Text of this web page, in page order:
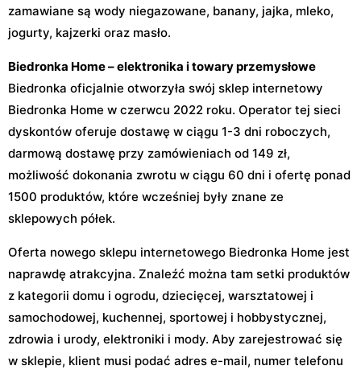
zamawiane są wody niegazowane, banany, jajka, mleko,
jogurty, kajzerki oraz masło.
Biedronka Home – elektronika i towary przemysłowe
Biedronka oficjalnie otworzyła swój sklep internetowy
Biedronka Home w czerwcu 2022 roku. Operator tej sieci
dyskontów oferuje dostawę w ciągu 1-3 dni roboczych,
darmową dostawę przy zamówieniach od 149 zł,
możliwość dokonania zwrotu w ciągu 60 dni i ofertę ponad
1500 produktów, które wcześniej były znane ze
sklepowych półek.
Oferta nowego sklepu internetowego Biedronka Home jest
naprawdę atrakcyjna. Znaleźć można tam setki produktów
z kategorii domu i ogrodu, dziecięcej, warsztatowej i
samochodowej, kuchennej, sportowej i hobbystycznej,
zdrowia i urody, elektroniki i mody. Aby zarejestrować się
w sklepie, klient musi podać adres e-mail, numer telefonu